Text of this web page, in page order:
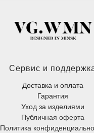
Доставка и оплата
Гарантия
Уход за изделиями
Публичная оферта
Политика
Сервис и